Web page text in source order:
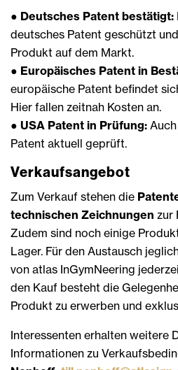
● Deutsches Patent bestätigt:
deutsches Patent geschützt
Produkt auf dem Markt.
● Europäisches Patent in
europäische Patent befindet
Hier fallen zeitnah Kosten an.
● USA Patent in Prüfung:
Patent aktuell geprüft.
Verkaufsangebot
Zum Verkauf stehen die
technischen Zeichnungen zur
Zudem sind noch einige
Lager. Für den Austausch
von atlas InGymNeering
den Kauf besteht die
Produkt zu erwerben und
Interessenten erhalten weitere
Informationen zu